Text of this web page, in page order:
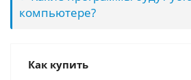
компьютере?
Как купить